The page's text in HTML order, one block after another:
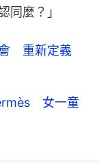
同麼？」
會 重新定義
女一童